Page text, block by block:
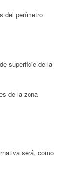
del perímetro
superficie de la
de la zona
será, como